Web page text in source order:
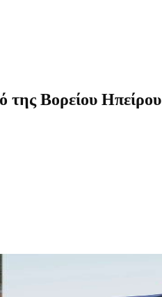
της Βορείου Ηπείρου